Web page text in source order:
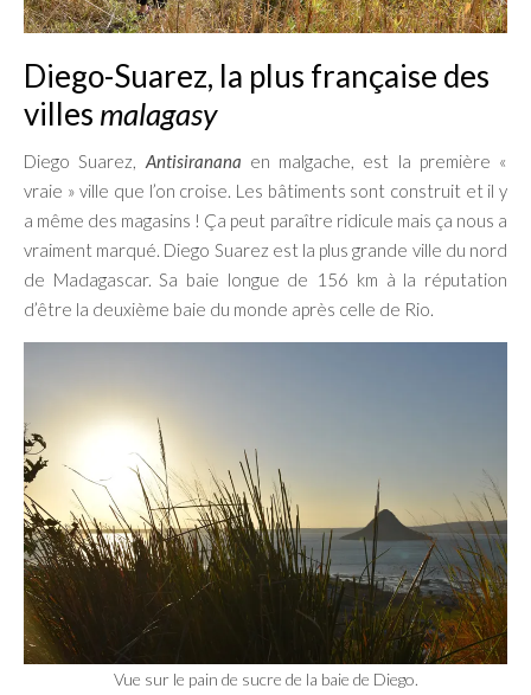
Diego-Suarez, la plus française des
villes malagasy
Diego Suarez, Antisiranana en malgache, est la première «
vraie » ville que l’on croise. Les bâtiments sont construit et il y
a même des magasins ! Ça peut paraître ridicule mais ça nous a
vraiment marqué. Diego Suarez est la plus grande ville du nord
de Madagascar. Sa baie longue de 156 km à la réputation
d’être la deuxième baie du monde après celle de Rio.
Vue sur le pain de sucre de la baie de Diego.